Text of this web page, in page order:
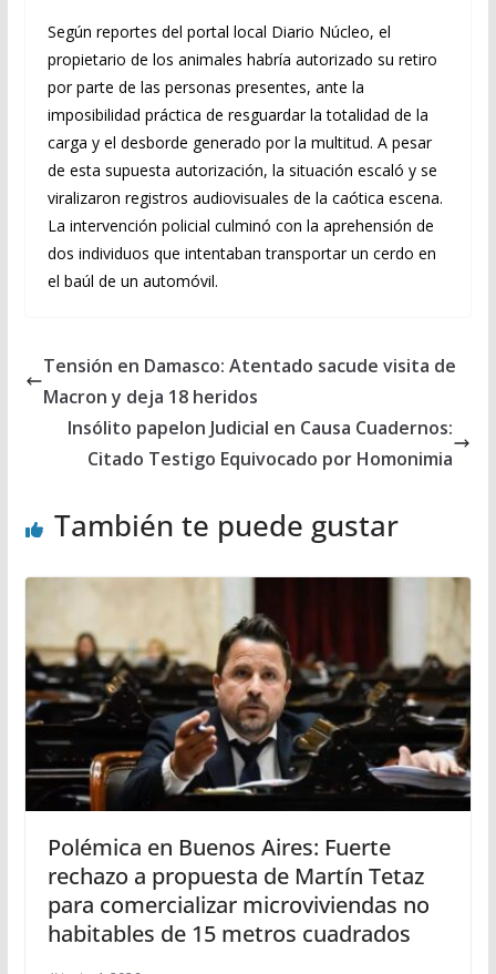
Según reportes del portal local Diario Núcleo, el
propietario de los animales habría autorizado su retiro
por parte de las personas presentes, ante la
imposibilidad práctica de resguardar la totalidad de la
carga y el desborde generado por la multitud. A pesar
de esta supuesta autorización, la situación escaló y se
viralizaron registros audiovisuales de la caótica escena.
La intervención policial culminó con la aprehensión de
dos individuos que intentaban transportar un cerdo en
el baúl de un automóvil.
Tensión en Damasco: Atentado sacude visita de
Macron y deja 18 heridos
Insólito papelon Judicial en Causa Cuadernos:
Citado Testigo Equivocado por Homonimia
También te puede gustar
Polémica en Buenos Aires: Fuerte
rechazo a propuesta de Martín Tetaz
para comercializar microviviendas no
habitables de 15 metros cuadrados